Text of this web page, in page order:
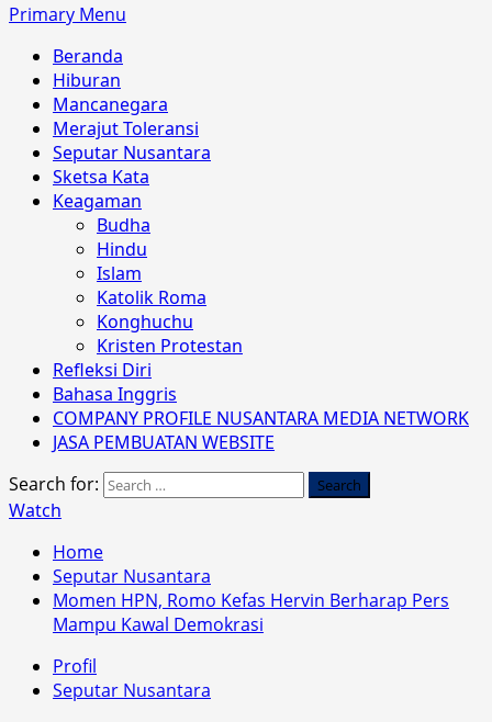
Primary Menu
Beranda
Hiburan
Mancanegara
Merajut Toleransi
Seputar Nusantara
Sketsa Kata
Keagaman
Budha
Hindu
Islam
Katolik Roma
Konghuchu
Kristen Protestan
Refleksi Diri
Bahasa Inggris
COMPANY PROFILE NUSANTARA MEDIA NETWORK
JASA PEMBUATAN WEBSITE
Search for:
Watch
Home
Seputar Nusantara
Momen HPN, Romo Kefas Hervin Berharap Pers
Mampu Kawal Demokrasi
Profil
Seputar Nusantara